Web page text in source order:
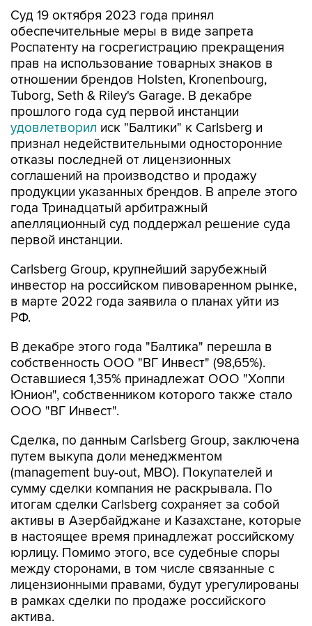
Суд 19 октября 2023 года принял
обеспечительные меры в виде запрета
Роспатенту на госрегистрацию прекращения
прав на использование товарных знаков в
отношении брендов Holsten, Kronenbourg,
Tuborg, Seth & Riley's Garage. В декабре
прошлого года суд первой инстанции
удовлетворил иск "Балтики" к Carlsberg и
признал недействительными односторонние
отказы последней от лицензионных
соглашений на производство и продажу
продукции указанных брендов. В апреле этого
года Тринадцатый арбитражный
апелляционный суд поддержал решение суда
первой инстанции.
Carlsberg Group, крупнейший зарубежный
инвестор на российском пивоваренном рынке,
в марте 2022 года заявила о планах уйти из
РФ.
В декабре этого года "Балтика" перешла в
собственность ООО "ВГ Инвест" (98,65%).
Оставшиеся 1,35% принадлежат ООО "Хоппи
Юнион", собственником которого также стало
ООО "ВГ Инвест".
Сделка, по данным Carlsberg Group, заключена
путем выкупа доли менеджментом
(management buy-out, MBO). Покупателей и
сумму сделки компания не раскрывала. По
итогам сделки Carlsberg сохраняет за собой
активы в Азербайджане и Казахстане, которые
в настоящее время принадлежат российскому
юрлицу. Помимо этого, все судебные споры
между сторонами, в том числе связанные с
лицензионными правами, будут урегулированы
в рамках сделки по продаже российского
актива.